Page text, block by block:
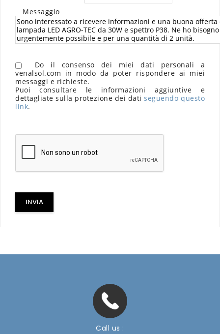
Messaggio
Do il consenso dei miei dati personali a
venalsol.com in modo da poter rispondere ai miei
messaggi e richieste.
Puoi consultare le informazioni aggiuntive e
dettagliate sulla protezione dei datiseguendo questo
link.
INVIA
Call us :